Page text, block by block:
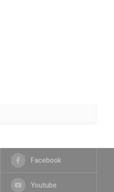
Facebook
Youtube